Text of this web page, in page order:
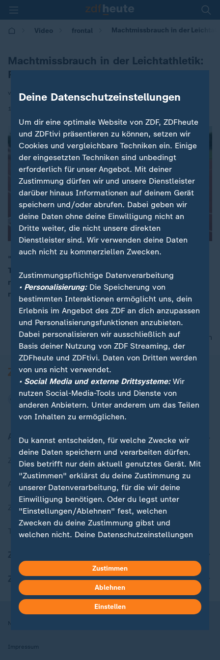
Video frontal Machtmissbrauch in der
Machtmissbrauch in der Leichtathletik:
Reaktionen auf Recherche
von Michael Haselrieder
16.09.2025 | 21:10
"frontal" enthüllte die dunkle Seite der Leichtathletik:
Trainer, die ihre Macht ausnutzen und ihre oft
minderjährigen Schützlinge bedrängen. Die Recherche
machte Schlagzeilen - und hatte Konsequenzen.
nach oben
Aktuell bei ZDFheute
Zuletzt veröffentlicht
Aktuelle Sendungs-Videos
ZDFheute Stories
Themen im Überblick
ZDFheute Apps
Nutzungsbedingungen
Impressum
Deine Datenschutzeinstellungen
Um dir eine optimale Website von ZDF, ZDFheute
und ZDFtivi präsentieren zu können, setzen wir
Cookies und vergleichbare Techniken ein. Einige
der eingesetzten Techniken sind unbedingt
erforderlich für unser Angebot. Mit deiner
Zustimmung dürfen wir und unsere Dienstleister
darüber hinaus Informationen auf deinem Gerät
speichern und/oder abrufen. Dabei geben wir
deine Daten ohne deine Einwilligung nicht an
Dritte weiter, die nicht unsere direkten
Dienstleister sind. Wir verwenden deine Daten
auch nicht zu kommerziellen Zwecken.
Zustimmungspflichtige Datenverarbeitung
• Personalisierung:Die Speicherung von
bestimmten Interaktionen ermöglicht uns, dein
Erlebnis im Angebot des ZDF an dich anzupassen
und Personalisierungsfunktionen anzubieten.
Dabei personalisieren wir ausschließlich auf
Basis deiner Nutzung von ZDF Streaming, der
ZDFheute und ZDFtivi. Daten von Dritten werden
von uns nicht verwendet.
• Social Media und externe Drittsysteme:Wir
nutzen Social-Media-Tools und Dienste von
anderen Anbietern. Unter anderem um das Teilen
von Inhalten zu ermöglichen.
Du kannst entscheiden, für welche Zwecke wir
deine Daten speichern und verarbeiten dürfen.
Dies betrifft nur dein aktuell genutztes Gerät. Mit
"Zustimmen" erklärst du deine Zustimmung zu
unserer Datenverarbeitung, für die wir deine
Einwilligung benötigen. Oder du legst unter
"Einstellungen/Ablehnen" fest, welchen
Zwecken du deine Zustimmung gibst und
welchen nicht. Deine Datenschutzeinstellungen
Hier findest du das Impressum.
Weitere Informationen findest du in unserer
Datenschutzerklärung.
Zustimmen
Ablehnen
Einstellen